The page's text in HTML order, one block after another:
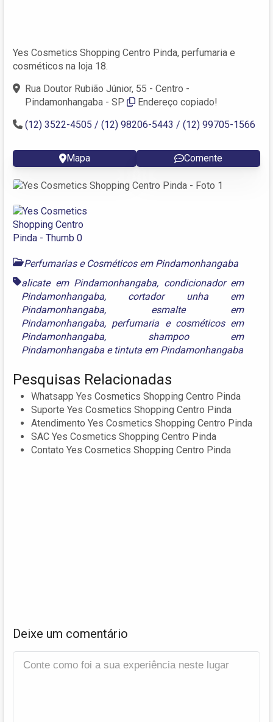
Yes Cosmetics Shopping Centro Pinda, perfumaria e
cosméticos na loja 18.
Rua Doutor Rubião Júnior, 55 - Centro -
Pindamonhangaba - SP
Endereço copiado!
(12) 3522-4505 / (12) 98206-5443 / (12) 99705-1566
Mapa Comente
Perfumarias e Cosméticos em Pindamonhangaba
alicate em Pindamonhangaba, condicionador em
Pindamonhangaba, cortador unha em
Pindamonhangaba, esmalte em
Pindamonhangaba, perfumaria e cosméticos em
Pindamonhangaba, shampoo em
Pindamonhangaba e tintuta em Pindamonhangaba
Pesquisas Relacionadas
Whatsapp Yes Cosmetics Shopping Centro Pinda
Suporte Yes Cosmetics Shopping Centro Pinda
Atendimento Yes Cosmetics Shopping Centro Pinda
SAC Yes Cosmetics Shopping Centro Pinda
Contato Yes Cosmetics Shopping Centro Pinda
Deixe um comentário